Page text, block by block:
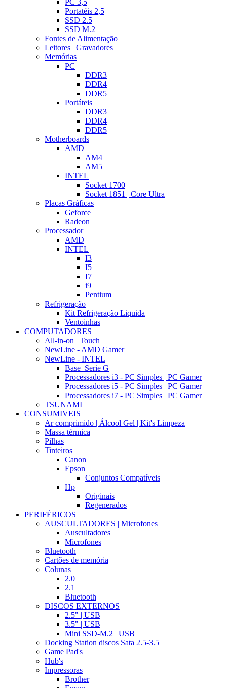
Portatéis 2,5
SSD 2.5
SSD M.2
Fontes de Alimentação
Leitores | Gravadores
Memórias
PC
DDR3
DDR4
DDR5
Portáteis
DDR3
DDR4
DDR5
Motherboards
AMD
AM4
AM5
INTEL
Socket 1700
Socket 1851 | Core Ultra
Placas Gráficas
Geforce
Radeon
Processador
AMD
INTEL
I3
I5
I7
i9
Pentium
Refrigeração
Kit Refrigeração Liquida
Ventoinhas
COMPUTADORES
All-in-on | Touch
NewLine - AMD Gamer
NewLine - INTEL
Base_Serie G
Processadores i3 - PC Simples | PC Gamer
Processadores i5 - PC Simples | PC Gamer
Processadores i7 - PC Simples | PC Gamer
TSUNAMI
CONSUMIVEIS
Ar comprimido | Álcool Gel | Kit's Limpeza
Massa térmica
Pilhas
Tinteiros
Canon
Epson
Conjuntos Compatíveis
Hp
Originais
Regenerados
PERIFÉRICOS
AUSCULTADORES | Microfones
Auscultadores
Microfones
Bluetooth
Cartões de memória
Colunas
2.0
2.1
Bluetooth
DISCOS EXTERNOS
2.5" | USB
3.5" | USB
Mini SSD-M.2 | USB
Docking Station discos Sata 2.5-3.5
Game Pad's
Hub's
Impressoras
Brother